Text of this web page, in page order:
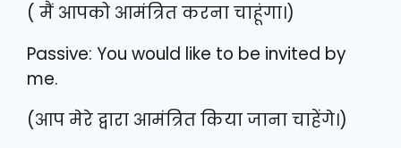
( मैं आपको आमंत्रित करना चाहूंगा।)
Passive: You would like to be invited by
me.
(आप मेरे द्वारा आमंत्रित किया जाना चाहेंगे।)